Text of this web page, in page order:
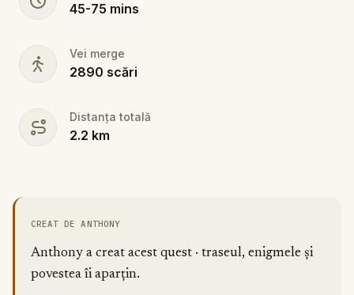
45-75 mins
Vei merge
2890 scări
Distanța totală
2.2 km
CREAT DE ANTHONY
Anthony a creat acest quest · traseul, enigmele și
povestea îi aparțin.